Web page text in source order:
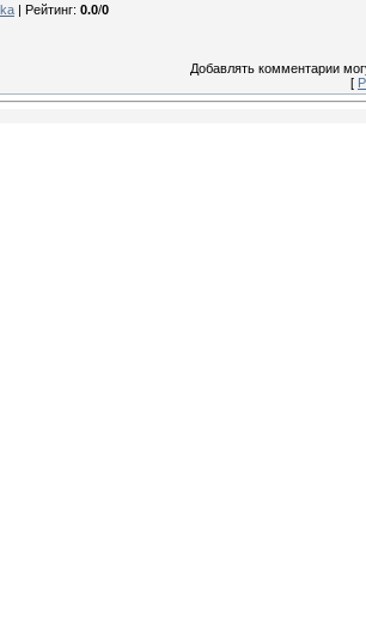
| Рейтинг: 0.0/0
Добавлять комментарии
[